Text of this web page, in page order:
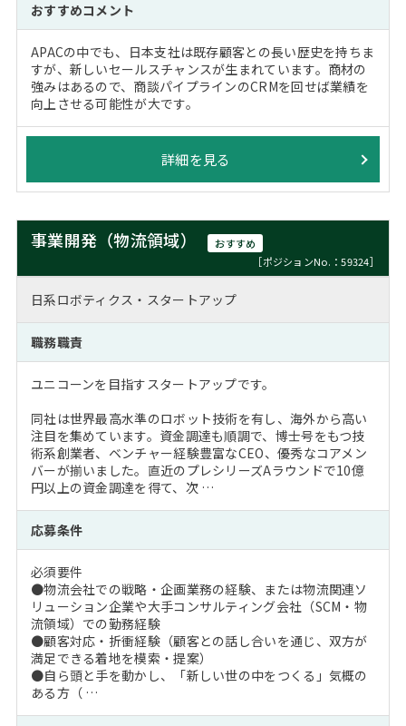
おすすめコメント
APACの中でも、日本支社は既存顧客との長い歴史を持ちま
すが、新しいセールスチャンスが生まれています。商材の
強みはあるので、商談パイプラインのCRMを回せば業績を
向上させる可能性が大です。
詳細を見る
事業開発（物流領域）
おすすめ
［ポジションNo.：59324］
日系ロボティクス・スタートアップ
職務職責
ユニコーンを目指すスタートアップです。
同社は世界最高水準のロボット技術を有し、海外から高い
注目を集めています。資金調達も順調で、博士号をもつ技
術系創業者、ベンチャー経験豊富なCEO、優秀なコアメン
バーが揃いました。直近のプレシリーズAラウンドで10億
円以上の資金調達を得て、次 …
応募条件
必須要件
●物流会社での戦略・企画業務の経験、または物流関連ソ
リューション企業や大手コンサルティング会社（SCM・物
流領域）での勤務経験
●顧客対応・折衝経験（顧客との話し合いを通じ、双方が
満足できる着地を模索・提案）
●自ら頭と手を動かし、「新しい世の中をつくる」気概の
ある方（ …